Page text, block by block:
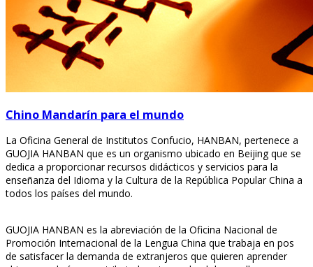
Chino Mandarín para el mundo
La Oficina General de Institutos Confucio, HANBAN, pertenece a
GUOJIA HANBAN que es un organismo ubicado en Beijing que se
dedica a proporcionar recursos didácticos y servicios para la
enseñanza del Idioma y la Cultura de la República Popular China a
todos los países del mundo.
GUOJIA HANBAN es la abreviación de la Oficina Nacional de
Promoción Internacional de la Lengua China que trabaja en pos
de satisfacer la demanda de extranjeros que quieren aprender